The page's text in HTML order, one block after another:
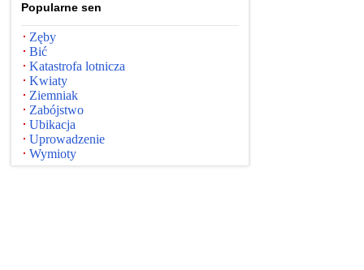
Popularne sen
Zęby
Bić
Katastrofa lotnicza
Kwiaty
Ziemniak
Zabójstwo
Ubikacja
Uprowadzenie
Wymioty